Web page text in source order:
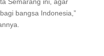
bangsa Indonesia,”